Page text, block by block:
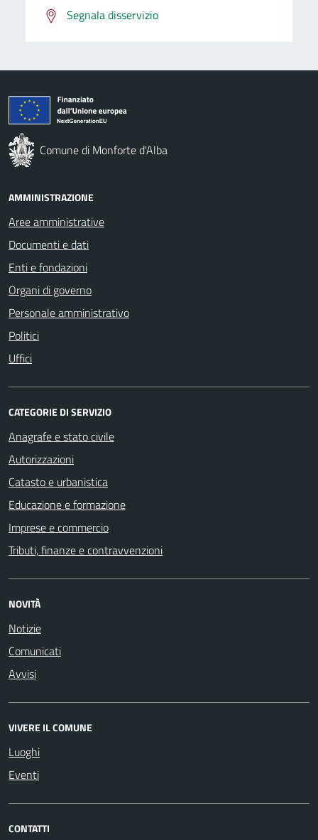
Segnala disservizio
Comune di Monforte d'Alba
AMMINISTRAZIONE
Aree amministrative
Documenti e dati
Enti e fondazioni
Organi di governo
Personale amministrativo
Politici
Uffici
CATEGORIE DI SERVIZIO
Anagrafe e stato civile
Autorizzazioni
Catasto e urbanistica
Educazione e formazione
Imprese e commercio
Tributi, finanze e contravvenzioni
NOVITÀ
Notizie
Comunicati
Avvisi
VIVERE IL COMUNE
Luoghi
Eventi
CONTATTI